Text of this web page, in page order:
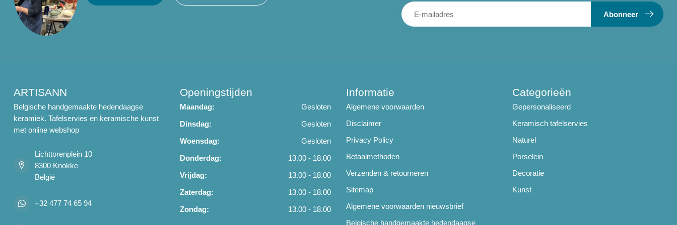
Abonneer
ARTISANN
Belgische handgemaakte hedendaagse
keramiek. Tafelservies en keramische kunst
met online webshop
Lichttorenplein 10
8300 Knokke
België
+32 477 74 65 94
Openingstijden
Maandag:
Gesloten
Dinsdag:
Gesloten
Woensdag:
Gesloten
Donderdag:
13.00 - 18.00
Vrijdag:
13.00 - 18.00
Zaterdag:
13.00 - 18.00
Zondag:
13.00 - 18.00
Informatie
Algemene voorwaarden
Disclaimer
Privacy Policy
Betaalmethoden
Verzenden & retourneren
Sitemap
Algemene voorwaarden nieuwsbrief
Belgische handgemaakte hedendaagse
Categorieën
Gepersonaliseerd
Keramisch tafelservies
Naturel
Porselein
Decoratie
Kunst